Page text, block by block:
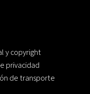
y copyright
privacidad
de transporte